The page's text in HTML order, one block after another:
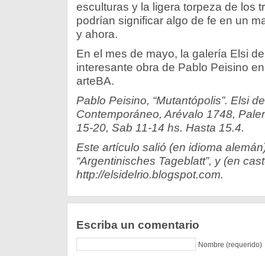
esculturas y la ligera torpeza de los
podrían significar algo de fe en un
y ahora.
En el mes de mayo, la galería Elsi
interesante obra de Pablo Peisino
arteBA.
Pablo Peisino, “Mutantópolis”. Elsi
Contemporáneo, Arévalo 1748,
15-20, Sab 11-14 hs. Hasta 15.4.
Este artículo salió (en idioma
“Argentinisches Tageblatt”, y (en
http://elsidelrio.blogspot.com.
Escriba un comentario
Nombre (requerido)